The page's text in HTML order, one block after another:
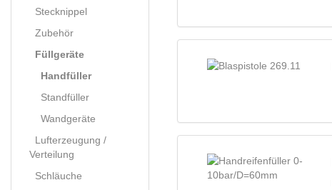
Stecknippel
Zubehör
Füllgeräte
Handfüller
Standfüller
Wandgeräte
Lufterzeugung /
Verteilung
Schläuche